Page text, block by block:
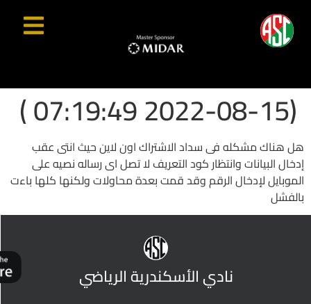
(2022-08-15 07:19:49 )
هل هناك مشكله فى سداد الاشتراك اون لاين حيث انتى عقب
إدخال البيانات وانتظار كود التعريف لا تصل اى رساله نصيه على
الموبايل لإدخال الرقم وقد قمت بعدة محاولات ولكنها كلها باءت
بالفشل
نادي الأسكندرية الرياضي